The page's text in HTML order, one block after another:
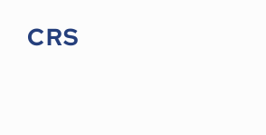
CRS